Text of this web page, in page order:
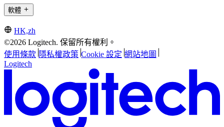
軟體
HK,zh
©2026 Logitech. 保留所有權利。
使用條款 隱私權政策 Cookie 設定 網站地圖
Logitech